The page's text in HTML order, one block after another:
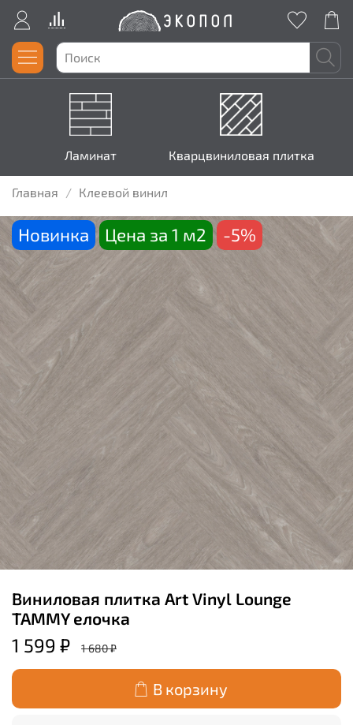
Ламинат Кварцвиниловая плитка
Главная Клеевой винил
Новинка Цена за 1 м2 -5%
Виниловая плитка Art Vinyl Lounge
TAMMY елочка
1 599 ₽ 1 680 ₽
В корзину